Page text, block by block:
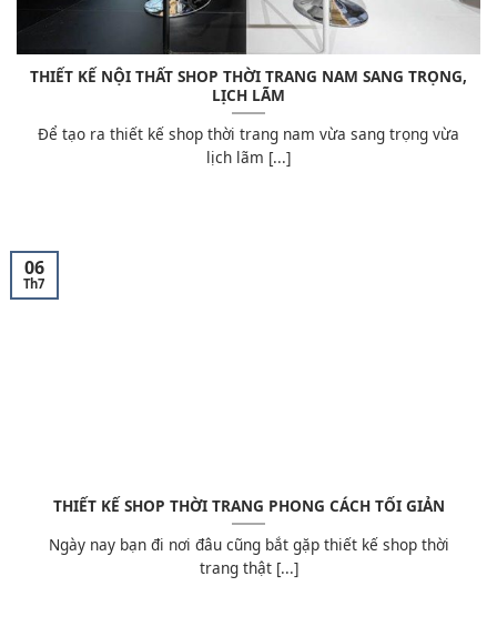
THIẾT KẾ NỘI THẤT SHOP THỜI TRANG NAM SANG TRỌNG,
LỊCH LÃM
Để tạo ra thiết kế shop thời trang nam vừa sang trọng vừa
lịch lãm [...]
THIẾT KẾ SHOP THỜI TRANG PHONG CÁCH TỐI GIẢN
Ngày nay bạn đi nơi đâu cũng bắt gặp thiết kế shop thời
trang thật [...]
06
Th7